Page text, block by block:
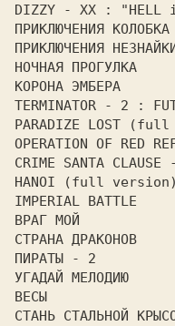
DIZZY - XX : "HELL
ПРИКЛЮЧЕНИЯ
ПРИКЛЮЧЕНИЯ
НОЧНАЯ ПРОГУЛКА
КОРОНА ЭМБЕРА
TERMINATOR - 2 :
PARADIZE LOST
OPERATION OF RED
CRIME SANTA
HANOI (full version)
IMPERIAL BATTLE
СТРАНА ДРАКОНОВ
ПИРАТЫ - 2
УГАДАЙ МЕЛОДИЮ
ВЕСЫ
СТАНЬ СТАЛЬНОЙ